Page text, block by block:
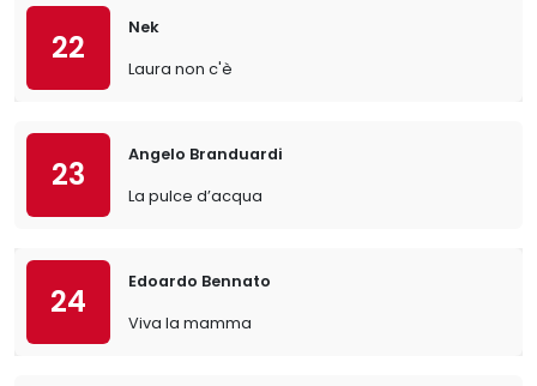
22
Nek
Laura non c'è
23
Angelo Branduardi
La pulce d’acqua
24
Edoardo Bennato
Viva la mamma